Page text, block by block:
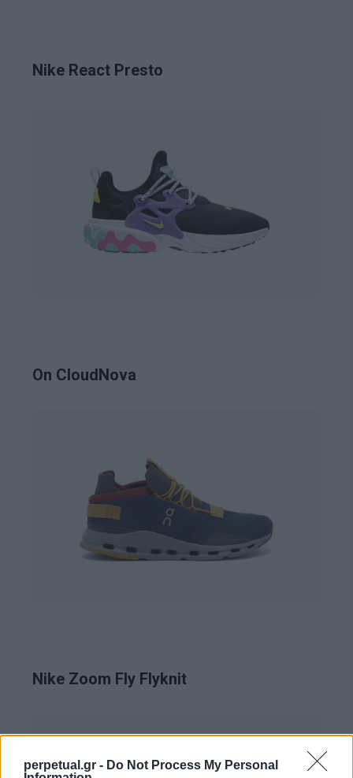
perpetual.gr - Do Not Process My Personal
Nike React Presto
On CloudNova
Nike Zoom Fly Flyknit